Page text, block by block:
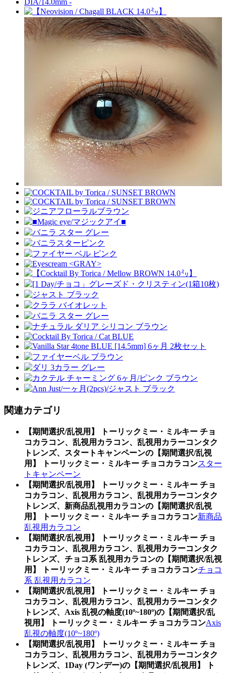
関連カテゴリ
【期間選択/乱視用】 トーリックミー・ミルキー チョ
コカラコン、乱視用カラコン、乱視用カラーコンタク
トレンズ、スタートキャンペーンの【期間選択/乱視
用】 トーリックミー・ミルキー チョコカラコンスター
トキャンペーン
【期間選択/乱視用】 トーリックミー・ミルキー チョ
コカラコン、乱視用カラコン、乱視用カラーコンタク
トレンズ、新商品乱視用カラコンの【期間選択/乱視
用】 トーリックミー・ミルキー チョコカラコン新商品
乱視用カラコン
【期間選択/乱視用】 トーリックミー・ミルキー チョ
コカラコン、乱視用カラコン、乱視用カラーコンタク
トレンズ、チョコ系 乱視用カラコンの【期間選択/乱視
用】 トーリックミー・ミルキー チョコカラコンチョコ
系 乱視用カラコン
【期間選択/乱視用】 トーリックミー・ミルキー チョ
コカラコン、乱視用カラコン、乱視用カラーコンタク
トレンズ、Axis 乱視の軸度(10º~180º)の【期間選択/乱
視用】 トーリックミー・ミルキー チョコカラコンAxis
乱視の軸度(10º~180º)
【期間選択/乱視用】 トーリックミー・ミルキー チョ
コカラコン、乱視用カラコン、乱視用カラーコンタク
トレンズ、1Day (ワンデー)の【期間選択/乱視用】 ト